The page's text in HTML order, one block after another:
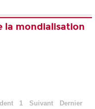
la mondialisation
1 Suivant Dernier